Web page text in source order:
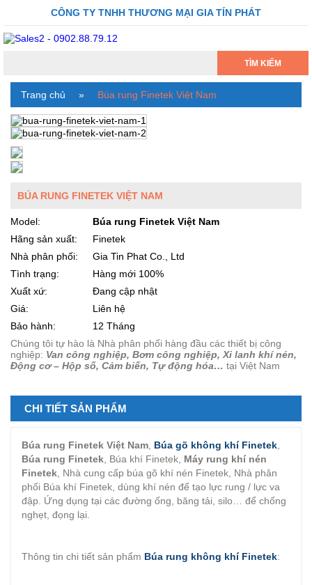
CÔNG TY TNHH THƯƠNG MẠI GIA TÍN PHÁT
TÌM KIẾM
Trang chủ » Búa rung Finetek Việt Nam
BÚA RUNG FINETEK VIỆT NAM
Model:
Búa rung Finetek Việt Nam
Hãng sản xuất:
Finetek
Nhà phân phối:
Gia Tin Phat Co., Ltd
Tình trạng:
Hàng mới 100%
Xuất xứ:
Đang cập nhật
Giá:
Liên hệ
Bảo hành:
12 Tháng
Chúng tôi tự hào là Nhà phân phối hàng đầu các thiết bị công
nghiệp: Van công nghiệp, Bơm công nghiệp, Xi lanh khí nén,
Động cơ – Hộp số, Cảm biến, Tự động hóa… tại Việt Nam
CHI TIẾT SẢN PHẨM
Búa rung Finetek Việt Nam Búa gõ không khí Finetek
Búa rung Finetek , Búa khí Finetek, Máy rung khí nén
Finetek , Nhà cung cấp búa gõ khí nén Finetek, Nhà phân
phối Búa khí Finetek, dùng khí nén để tạo lực rung / lực va
đập. Ứng dụng tại các đường ống, băng tải, silo… để chống
nghẹt, đọng lại.
Thông tin chi tiết sản phẩm Búa rung không khí Finetek: